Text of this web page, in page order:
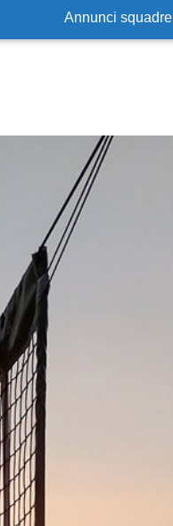
Annunci squadre